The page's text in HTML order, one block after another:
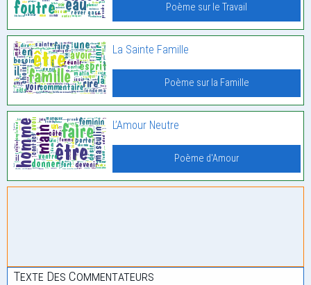
Poème sur le Travail
La Sainte Famille
Poème sur la Famille
L’Amour Neutre
Poème d'Amour
Texte Des Commentateurs